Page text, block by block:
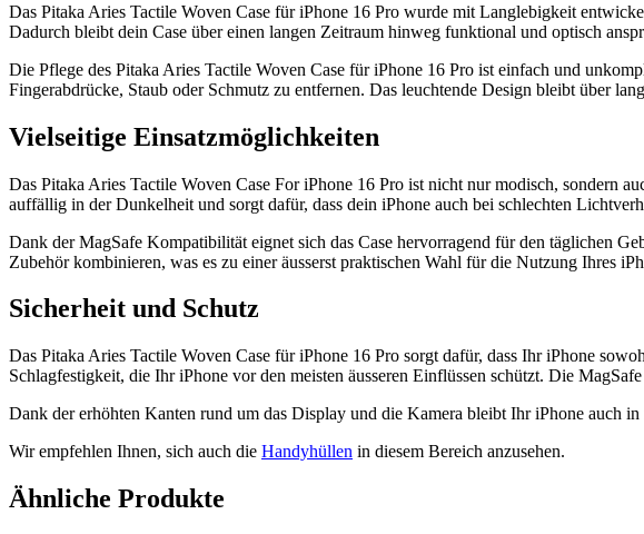
Das Pitaka Aries Tactile Woven Case für iPhone 16 Pro wurde mit Langlebigkeit
Dadurch bleibt dein Case über einen langen Zeitraum hinweg funktional und optisch
Die Pflege des Pitaka Aries Tactile Woven Case für iPhone 16 Pro ist einfach und
Fingerabdrücke, Staub oder Schmutz zu entfernen. Das leuchtende Design bleibt über
Vielseitige Einsatzmöglichkeiten
Das Pitaka Aries Tactile Woven Case For iPhone 16 Pro ist nicht nur modisch, sondern
auffällig in der Dunkelheit und sorgt dafür, dass dein iPhone auch bei schlechten
Dank der MagSafe Kompatibilität eignet sich das Case hervorragend für den täglichen
Zubehör kombinieren, was es zu einer äusserst praktischen Wahl für die Nutzung Ihres
Sicherheit und Schutz
Das Pitaka Aries Tactile Woven Case für iPhone 16 Pro sorgt dafür, dass Ihr iPhone
Schlagfestigkeit, die Ihr iPhone vor den meisten äusseren Einflüssen schützt. Die
Dank der erhöhten Kanten rund um das Display und die Kamera bleibt Ihr iPhone auch
Wir empfehlen Ihnen, sich auch die Handyhüllen in diesem Bereich anzusehen.
Ähnliche Produkte